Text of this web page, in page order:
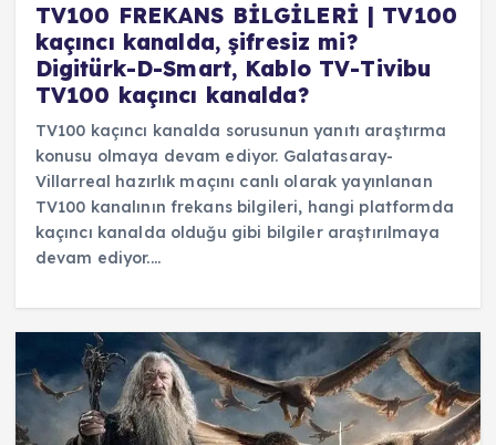
TV100 FREKANS BİLGİLERİ | TV100
kaçıncı kanalda, şifresiz mi?
Digitürk-D-Smart, Kablo TV-Tivibu
TV100 kaçıncı kanalda?
TV100 kaçıncı kanalda sorusunun yanıtı araştırma
konusu olmaya devam ediyor. Galatasaray-
Villarreal hazırlık maçını canlı olarak yayınlanan
TV100 kanalının frekans bilgileri, hangi platformda
kaçıncı kanalda olduğu gibi bilgiler araştırılmaya
devam ediyor.…